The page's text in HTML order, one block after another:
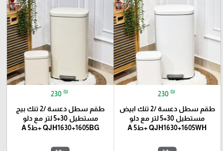
favorite_border
230 ₪
طقم سطل دعسة /2 تنك ابيض
مستطيل 30+5 لتر مع دلو
QJH1630+1605WH +ط5 A
favorite_border
230 ₪
طقم سطل دعسة /2 تنك بيج
مستطيل 30+5 لتر مع دلو
QJH1630+1605BG +ط5 A